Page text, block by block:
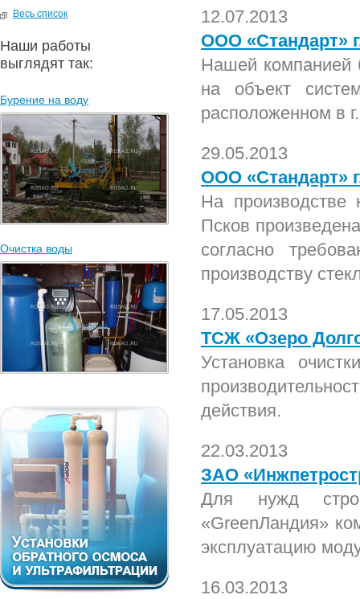
Весь список
Наши работы
выглядят так:
Бурение на воду
Очистка воды
12.07.2013
ООО «Стандарт»
Нашей компанией
на объект
расположенном в
29.05.2013
ООО «Стандарт»
На
Псков
согласно
производству
17.05.2013
ТСЖ «Озеро
Установка
действия.
22.03.2013
ЗАО
Для нужд
«GreenЛандия»
эксплуатацию
16.03.2013